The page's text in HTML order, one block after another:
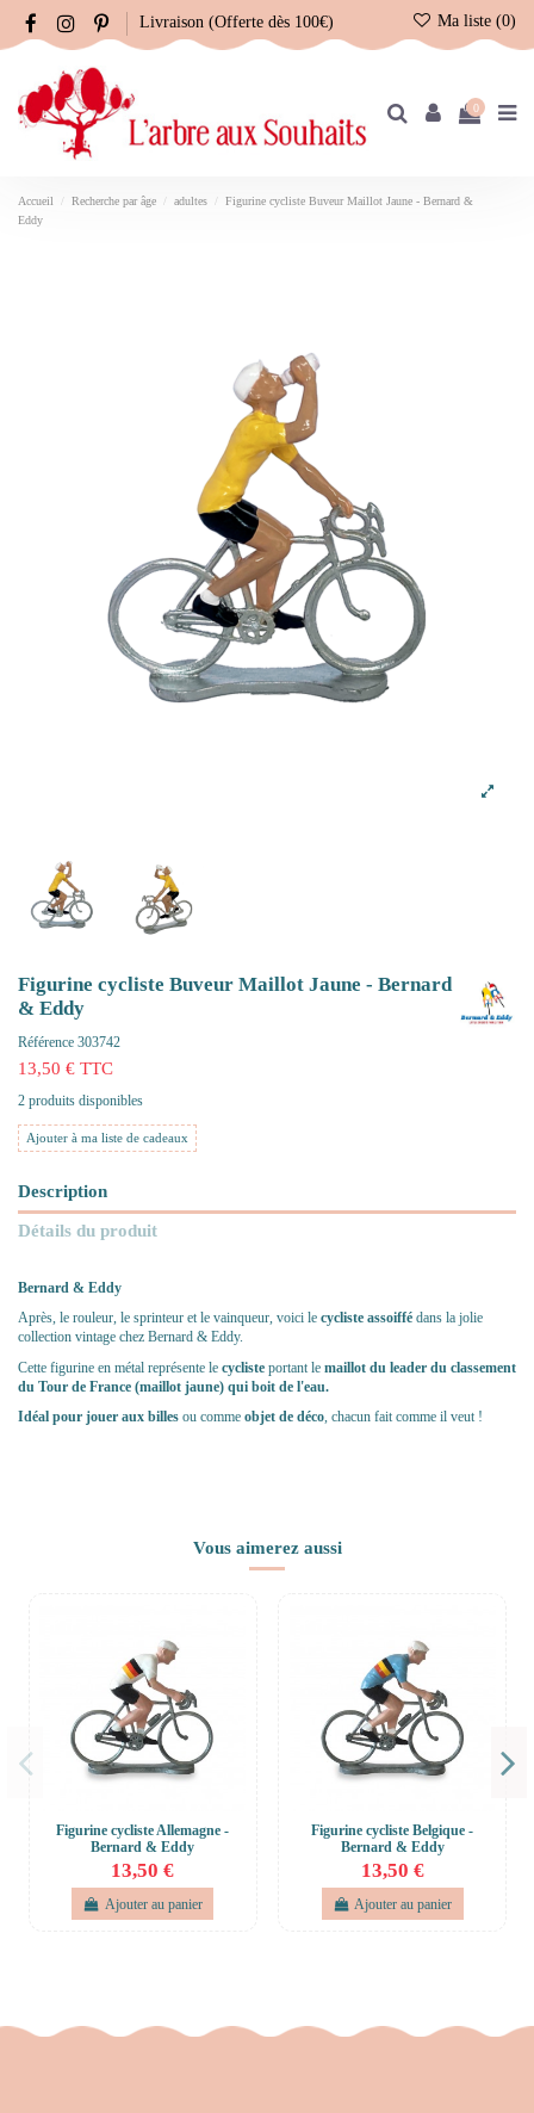
Livraison (Offerte dès 100€) Ma liste (0)
0
Accueil Recherche par âge adultes
Figurine cycliste Buveur Maillot Jaune - Bernard &
Eddy
Figurine cycliste Buveur Maillot Jaune - Bernard
& Eddy
Référence 303742
13,50 € TTC
2 produits disponibles
Ajouter à ma liste de cadeaux
Description
Détails du produit
Bernard & Eddy
Après, le rouleur, le sprinteur et le vainqueur, voici le cycliste assoiffé dans la jolie
collection vintage chez Bernard & Eddy.
Cette figurine en métal représente le cycliste portant le maillot du leader du classement
du Tour de France (maillot jaune) qui boit de l'eau.
Idéal pour jouer aux billes ou comme objet de déco, chacun fait comme il veut !
Vous aimerez aussi
Figurine cycliste Allemagne -
Bernard & Eddy
13,50 €
Ajouter au panier
Figurine cycliste Belgique -
Bernard & Eddy
13,50 €
Ajouter au panier